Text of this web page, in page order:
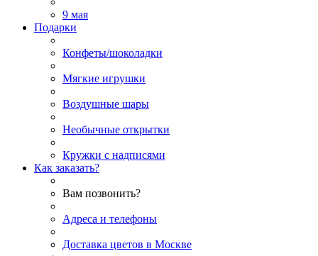
9 мая
Подарки
Конфеты/шоколадки
Мягкие игрушки
Воздушные шары
Необычные открытки
Кружки с надписями
Как заказать?
Вам позвонить?
Адреса и телефоны
Доставка цветов в Москве